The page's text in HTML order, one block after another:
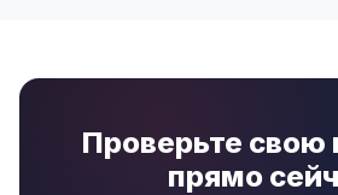
Проверьте свою
прямо